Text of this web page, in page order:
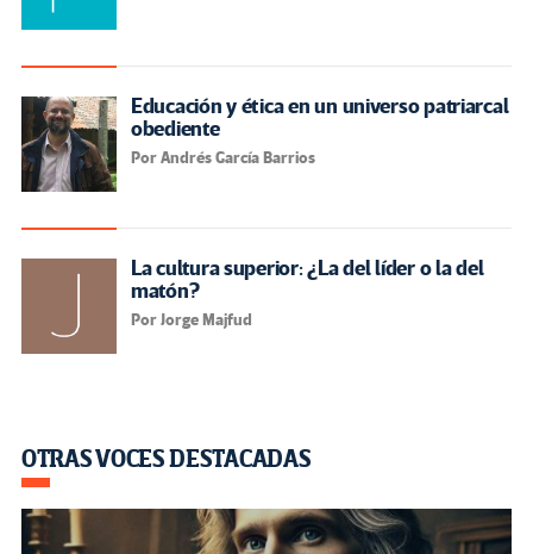
Educación y ética en un universo patriarcal
obediente
Por Andrés García Barrios
La cultura superior: ¿La del líder o la del
matón?
Por Jorge Majfud
OTRAS VOCES DESTACADAS